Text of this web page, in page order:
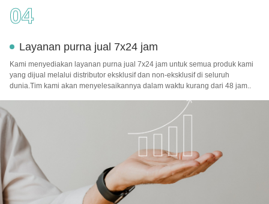
04
Layanan purna jual 7x24 jam
Kami menyediakan layanan purna jual 7x24 jam untuk semua produk kami
yang dijual melalui distributor eksklusif dan non-eksklusif di seluruh
dunia.Tim kami akan menyelesaikannya dalam waktu kurang dari 48 jam..